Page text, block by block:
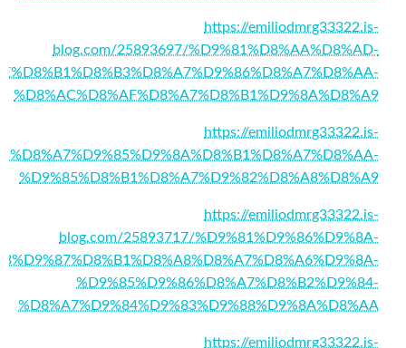
https://emiliodmrg33322.is-
blog.com/25893697/%D9%81%D8%AA%D8%AD-
%D8%AC%D8%AF%D8%A7%D8%B1%D9%8A%D8%A9
https://emiliodmrg33322.is-
%D9%85%D8%B1%D8%A7%D9%82%D8%A8%D8%A9
https://emiliodmrg33322.is-
blog.com/25893717/%D9%81%D9%86%D9%8A-
%D9%85%D9%86%D8%A7%D8%B2%D9%84-
%D8%A7%D9%84%D9%83%D9%88%D9%8A%D8%AA
https://emiliodmrg33322.is-